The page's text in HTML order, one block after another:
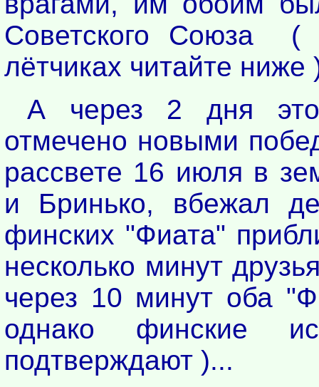
Советского Союза (
лётчиках читайте ниже
А через 2 дня
отмечено новыми
рассвете 16 июля в
и Бринько, вбежал
финских "Фиата"
несколько минут
через 10 минут оба
однако финские
подтверждают )...